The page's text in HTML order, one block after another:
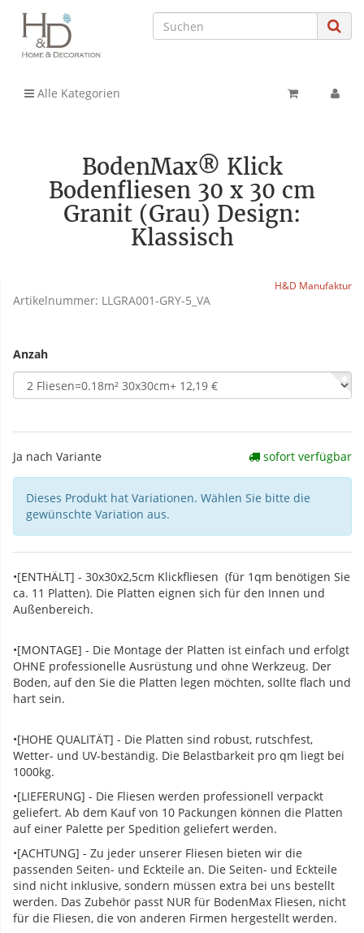
Alle Kategorien
BodenMax® Klick
Bodenfliesen 30 x 30 cm
Granit (Grau) Design:
Klassisch
H&D Manufaktur
Artikelnummer: LLGRA001-GRY-5_VA
Anzah
Ja nach Variante sofort verfügbar
Dieses Produkt hat Variationen. Wählen Sie bitte die
gewünschte Variation aus.
•[ENTHÄLT] - 30x30x2,5cm Klickfliesen (für 1qm benötigen Sie
ca. 11 Platten). Die Platten eignen sich für den Innen und
Außenbereich.
•[MONTAGE] - Die Montage der Platten ist einfach und erfolgt
OHNE professionelle Ausrüstung und ohne Werkzeug. Der
Boden, auf den Sie die Platten legen möchten, sollte flach und
hart sein.
•[HOHE QUALITÄT] - Die Platten sind robust, rutschfest,
Wetter- und UV-beständig. Die Belastbarkeit pro qm liegt bei
1000kg.
•[LIEFERUNG] - Die Fliesen werden professionell verpackt
geliefert. Ab dem Kauf von 10 Packungen können die Platten
auf einer Palette per Spedition geliefert werden.
•[ACHTUNG] - Zu jeder unserer Fliesen bieten wir die
passenden Seiten- und Eckteile an. Die Seiten- und Eckteile
sind nicht inklusive, sondern müssen extra bei uns bestellt
werden. Das Zubehör passt NUR für BodenMax Fliesen, nicht
für die Fliesen, die von anderen Firmen hergestellt werden.